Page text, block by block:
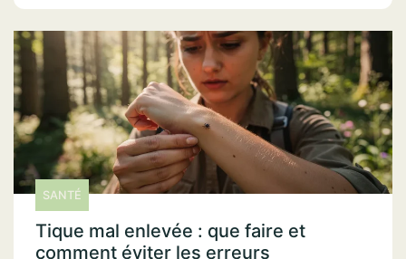
SANTÉ
Tique mal enlevée : que faire et
comment éviter les erreurs